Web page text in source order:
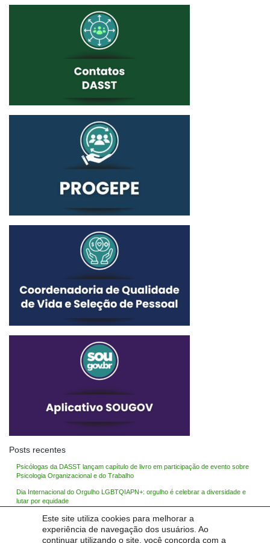
Este site utiliza cookies para melhorar a
experiência de navegação dos usuários. Ao
continuar utilizando o site, você concorda com a
Posts recentes
Psicólogas da DASST lançam capítulo de livro em participação de evento sobre
Psicologia Organizacional e do Trabalho
Dia Internacional do Orgulho LGBTQIAPN+: orgulho é celebrar a diversidade e
lutar por equidade
Psicólogas da DASST realizam capacitação da Rede de Acolhimento da
Unipampa